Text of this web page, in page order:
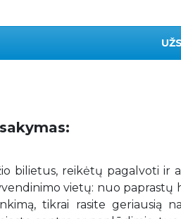
bilietus, reikėtų pagalvoti ir
vietų: nuo
tikrai rasite geriausią